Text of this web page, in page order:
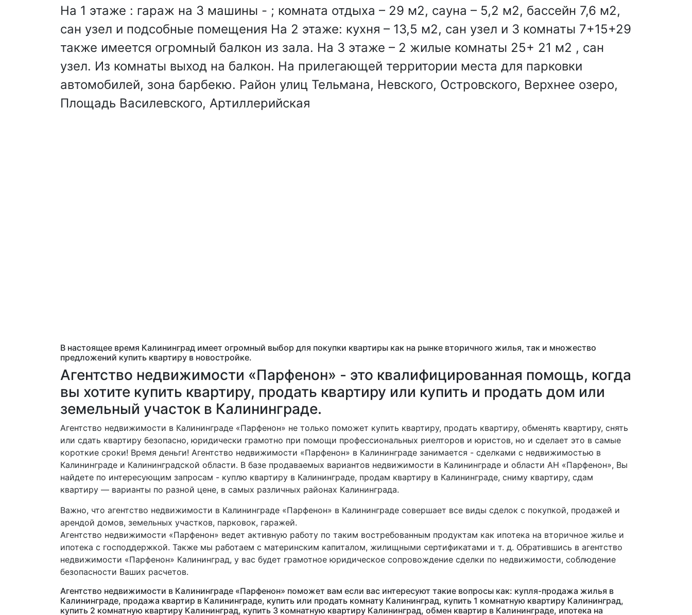
На 1 этаже : гараж на 3 машины - ; комната отдыха – 29 м2, сауна – 5,2 м2, бассейн 7,6 м2,
сан узел и подсобные помещения На 2 этаже: кухня – 13,5 м2, сан узел и 3 комнаты 7+15+29
также имеется огромный балкон из зала. На 3 этаже – 2 жилые комнаты 25+ 21 м2 , сан
узел. Из комнаты выход на балкон. На прилегающей территории места для парковки
автомобилей, зона барбекю. Район улиц Тельмана, Невского, Островского, Верхнее озеро,
Площадь Василевского, Артиллерийская
В настоящее время Калининград имеет огромный выбор для покупки квартиры как на рынке вторичного жилья, так и множество
предложений купить квартиру в новостройке.
Агентство недвижимости «Парфенон» - это квалифицированная помощь, когда
вы хотите купить квартиру, продать квартиру или купить и продать дом или
земельный участок в Калининграде.
Агентство недвижимости в Калининграде «Парфенон» не только поможет купить квартиру, продать квартиру, обменять квартиру, снять
или сдать квартиру безопасно, юридически грамотно при помощи профессиональных риелторов и юристов, но и сделает это в самые
короткие сроки! Время деньги! Агентство недвижимости «Парфенон» в Калининграде занимается - сделками с недвижимостью в
Калининграде и Калининградской области. В базе продаваемых вариантов недвижимости в Калининграде и области АН «Парфенон», Вы
найдете по интересующим запросам - куплю квартиру в Калининграде, продам квартиру в Калининграде, сниму квартиру, сдам
квартиру — варианты по разной цене, в самых различных районах Калининграда.
Важно, что агентство недвижимости в Калининграде «Парфенон» в Калининграде совершает все виды сделок с покупкой, продажей и
арендой домов, земельных участков, парковок, гаражей.
Агентство недвижимости «Парфенон» ведет активную работу по таким востребованным продуктам как ипотека на вторичное жилье и
ипотека с господдержкой. Также мы работаем с материнским капиталом, жилищными сертификатами и т. д. Обратившись в агентство
недвижимости «Парфенон» Калининград, у вас будет грамотное юридическое сопровождение сделки по недвижимости, соблюдение
безопасности Ваших расчетов.
Агентство недвижимости в Калининграде «Парфенон» поможет вам если вас интересуют такие вопросы как: купля-продажа жилья в
Калининграде, продажа квартир в Калининграде, купить или продать комнату Калининград, купить 1 комнатную квартиру Калининград,
купить 2 комнатную квартиру Калининград, купить 3 комнатную квартиру Калининград, обмен квартир в Калининграде, ипотека на